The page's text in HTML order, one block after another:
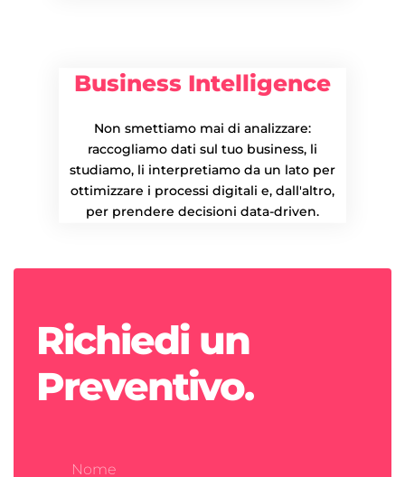
Business Intelligence
Non smettiamo mai di analizzare:
raccogliamo dati sul tuo business, li
studiamo, li interpretiamo da un lato per
ottimizzare i processi digitali e, dall'altro,
per prendere decisioni data-driven.
Richiedi un
Preventivo.